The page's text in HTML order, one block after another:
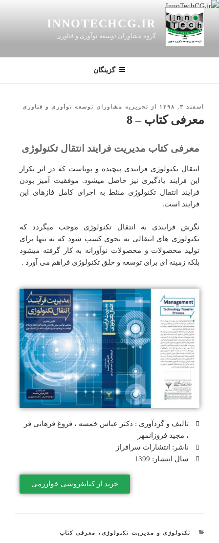
INNOTECHCG.IR
گروه مشاوران توسعه نوآوری و فناوری
گزینگان
اسفند ۳, ۱۳۹۸ از تحریریه مشاوران توسعه نوآوری و فناوری
معرفی کتاب – 8
معرفی کتاب مدیریت فرایند انتقال تکنولوژی
انتقال تکنولوژی فرایندی پیچیده و پوباست که در اثر تکرار
این فرایند یادگیری نیز حاصل میشود. موفقیت آمیز بودن
فرایند انتقال تکنولوژی منئط به اجرای کامل فازهای این
فرایند است.
نگرش فرایندی به انتقال تکنولوژی موجب میگردد که
تکنولوژی های انتقالی به نحوی کسب شود که نه تنها برای
تولید محصولات و محصولات نوآورانه به کار گرفته میشود
بلکه زمینه ای برای توسعه و خلق تکنولوژی فراهم می آورد .
تالیف و گردآوری : دکتر عباس خمسه ، فروغ فرهانی فر
، مجید فروزانمهر
ناشر: انتشارات سرافراز
سال انتشار: 1399
خرید از کتابفروشی خوارزمی
تکنولوژی و مدیریت تکنولوژی ، معرفی کتاب